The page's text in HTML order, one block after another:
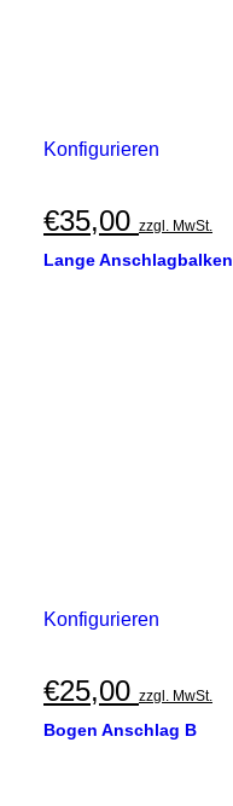
Konfigurieren
€35,00 zzgl. MwSt.
Lange Anschlagbalken
Konfigurieren
€25,00 zzgl. MwSt.
Bogen Anschlag B